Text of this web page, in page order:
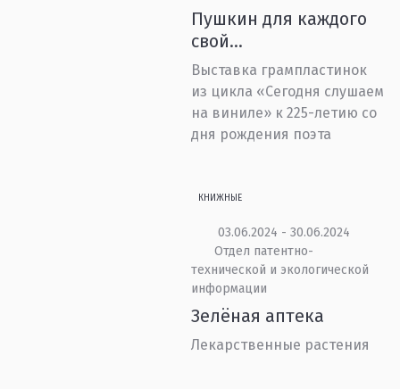
Пушкин для каждого
свой...
Выставка грампластинок
из цикла «Сегодня слушаем
на виниле» к 225-летию со
дня рождения поэта
КНИЖНЫЕ
03.06.2024 - 30.06.2024
Отдел патентно-
технической и экологической
информации
Зелёная аптека
Лекарственные растения